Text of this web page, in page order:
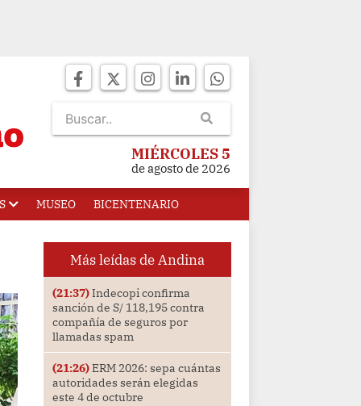
MIÉRCOLES 5
de agosto de 2026
MUSEO BICENTENARIO
Más leídas de Andina
(21:37)Indecopi confirma
sanción de S/ 118,195 contra
compañía de seguros por
llamadas spam
(21:26)ERM 2026: sepa cuántas
autoridades serán elegidas
este 4 de octubre